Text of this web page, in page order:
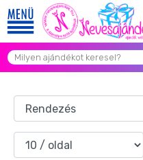
Viszonteladóknak
Grill Party Kellékek ❤️
Egyedi Ajándékok Rendelés